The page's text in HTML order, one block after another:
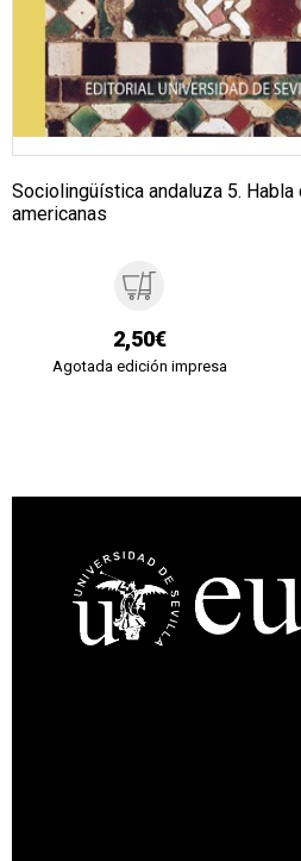
Sociolingüística andaluza 5.
americanas
2,50€
Agotada edición impresa